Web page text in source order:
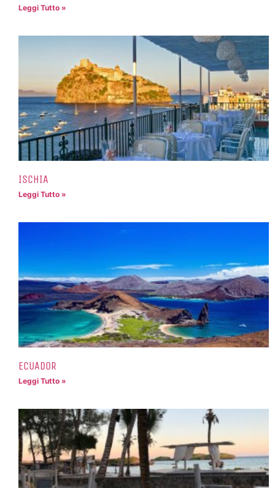
Leggi Tutto »
ISCHIA
Leggi Tutto »
ECUADOR
Leggi Tutto »